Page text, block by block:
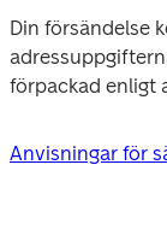
Din försändelse
förpackad enligt
Anvisningar för